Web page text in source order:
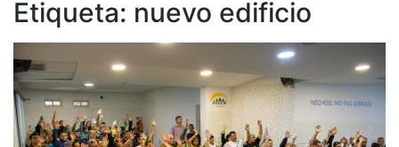
Etiqueta: nuevo edificio